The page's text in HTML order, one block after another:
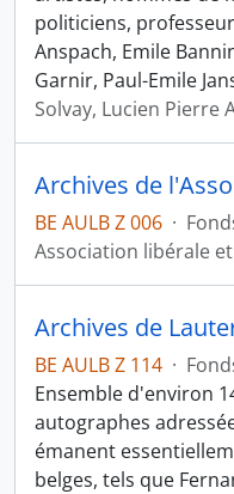
politiciens,
Anspach, Emile
Garnir, Paul-Emile
Solvay, Lucien Pierre
BE AULB Z 006 ·
Association libérale
Archives de
BE AULB Z 114 ·
Ensemble d'environ
autographes
émanent
belges, tels que